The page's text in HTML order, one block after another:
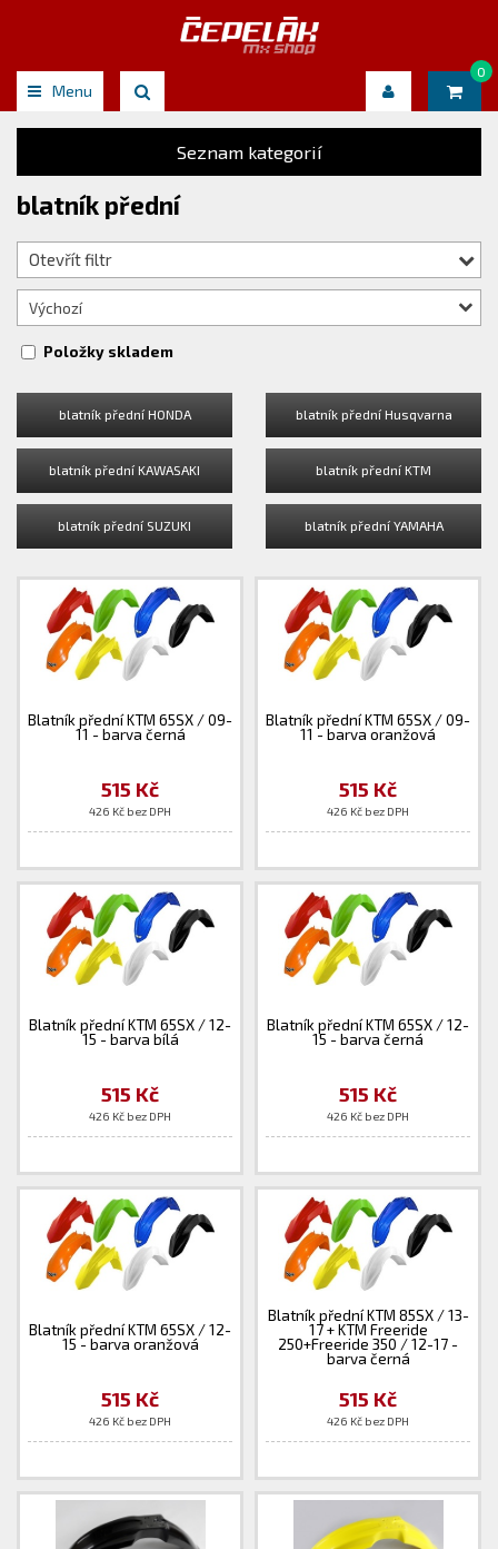
Menu
0
Seznam kategorií
blatník přední
Otevřít filtr
Výchozí
Položky skladem
blatník přední HONDA blatník přední Husqvarna
blatník přední KAWASAKI blatník přední KTM
blatník přední SUZUKI blatník přední YAMAHA
Blatník přední KTM 65SX / 09-
11 - barva černá
515 Kč
426 Kč bez DPH
Blatník přední KTM 65SX / 09-
11 - barva oranžová
515 Kč
426 Kč bez DPH
Blatník přední KTM 65SX / 12-
15 - barva bílá
515 Kč
426 Kč bez DPH
Blatník přední KTM 65SX / 12-
15 - barva černá
515 Kč
426 Kč bez DPH
Blatník přední KTM 65SX / 12-
15 - barva oranžová
515 Kč
426 Kč bez DPH
Blatník přední KTM 85SX / 13-
17 + KTM Freeride
250+Freeride 350 / 12-17 -
barva černá
515 Kč
426 Kč bez DPH